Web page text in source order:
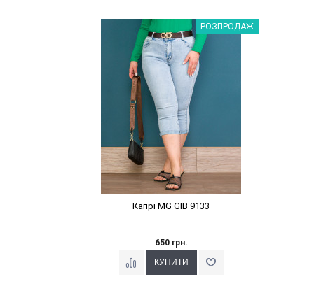
Наклейки Варіант з %РОЗПРОДАЖ
Капрі MG GIB 9133
650 грн.